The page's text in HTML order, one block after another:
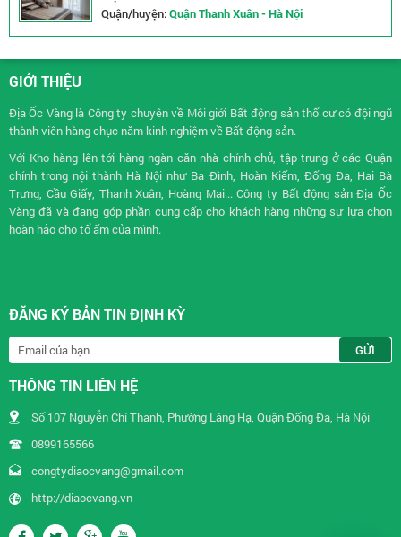
Quận/huyện:Quận Thanh Xuân - Hà Nội
GIỚI THIỆU
Địa Ốc Vàng là Công ty chuyên về Môi giới Bất động sảnthổ cư có đội ngũ
thành viên hàng chục năm kinh nghiệm về Bất động sản.
Với Kho hàng lên tới hàng ngàn căn nhà chính chủ, tập trung ở các Quận
chính trong nội thành Hà Nội như Ba Đình, Hoàn Kiếm, Đống Đa, Hai Bà
Trưng, Cầu Giấy, Thanh Xuân, Hoàng Mai... Công ty Bất động sản Địa Ốc
Vàng đã và đang góp phần cung cấp cho khách hàng những sự lựa chọn
hoàn hảo cho tổ ấm của mình.
ĐĂNG KÝ BẢN TIN ĐỊNH KỲ
THÔNG TIN LIÊN HỆ
Số 107 Nguyễn Chí Thanh, Phường Láng Hạ, Quận Đống Đa, Hà Nội
0899165566
congtydiaocvang@gmail.com
http://diaocvang.vn